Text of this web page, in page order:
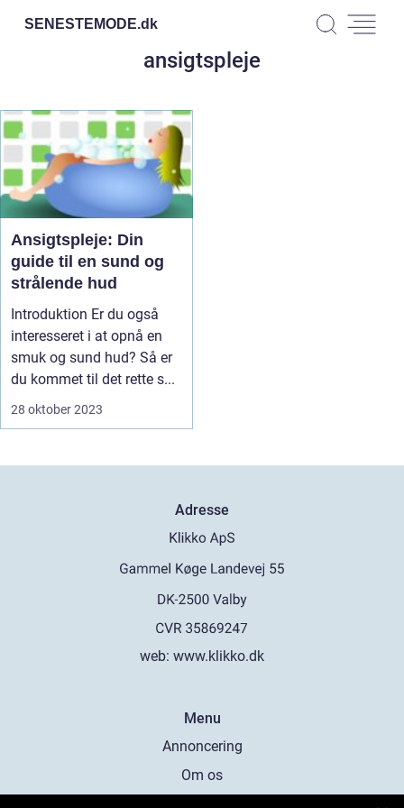
SENESTEMODE.dk
ansigtspleje
Ansigtspleje: Din
guide til en sund og
strålende hud
Introduktion Er du også
interesseret i at opnå en
smuk og sund hud? Så er
du kommet til det rette s...
28 oktober 2023
Adresse
web: www.klikko.dk
Menu
Annoncering
Om os